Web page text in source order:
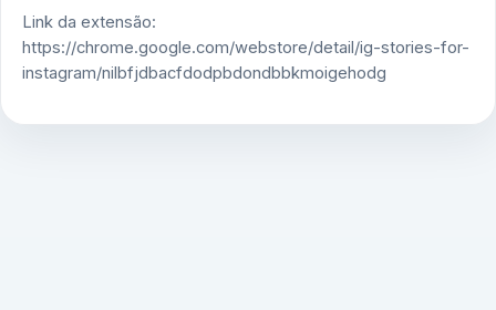
Link da extensão:
https://chrome.google.com/webstore/detail/ig-stories-for-
instagram/nilbfjdbacfdodpbdondbbkmoigehodg